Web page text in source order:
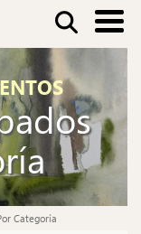
Buscar
Categoría